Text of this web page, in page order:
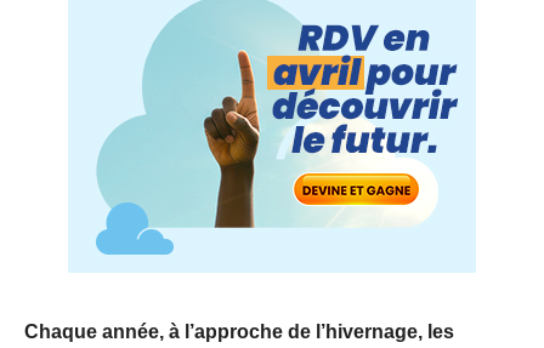
Chaque année, à l’approche de l’hivernage, les